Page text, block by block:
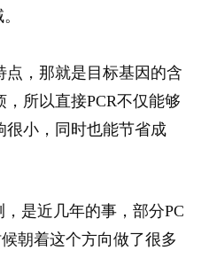
，那就是目标基因的含
，所以直接PCR不仅能够
很小，同时也能节省成
，是近几年的事，部分PC
朝着这个方向做了很多